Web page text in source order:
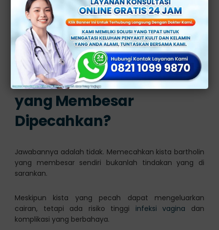
Kista ini bisa berukuran kecil dan tidak terasa sakit.
Namun, bila terinfeksi, kista bisa berkembang menjadi
abses yang disertai dengan rasa nyeri, kemerahan, dan
keluar nanah.
Bolehkah Kista Bartholin
yang Membesar
Dipecahkan?
Jawabannya adalah tidak. Memecahkan kista bartholin
yang membesar sendiri bukanlah tindakan yang di
sarankan.
Meskipun kista yang pecah dapat mengeluarkan
cairan, tetapi ada risiko tinggi infeksi vagina dan
komplikasi yang berbahaya.